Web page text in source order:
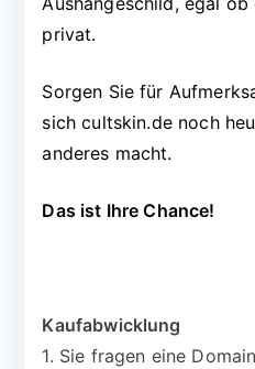
privat.
Sorgen Sie für
sich cultskin.de noch
anderes macht.
Das ist Ihre Chance!
Kaufabwicklung
1. Sie fragen eine